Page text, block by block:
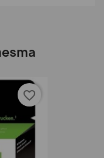
favorite_border